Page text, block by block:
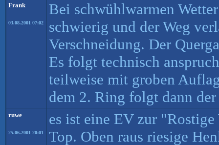
Frank
03.08.2001 07:02
Bei schwühlwarmen
schwierig und der Weg
Verschneidung. Der
Es folgt technisch
teilweise mit groben
dem 2. Ring folgt dann der
ruwe
25.06.2001 20:01
es ist eine EV zur
Top. Oben raus riesige